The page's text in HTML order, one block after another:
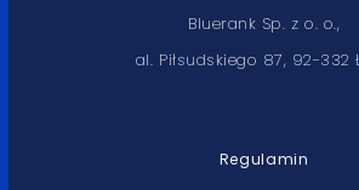
Bluerank Sp. z o. o.,
al. Piłsudskiego 87, 92-332
Regulamin